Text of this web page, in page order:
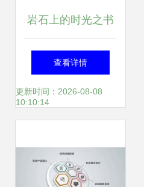
岩石上的时光之书
2026温州岩板市场
趋势与品牌选择的
查看详情
更新时间：2026-08-08
10:10:14